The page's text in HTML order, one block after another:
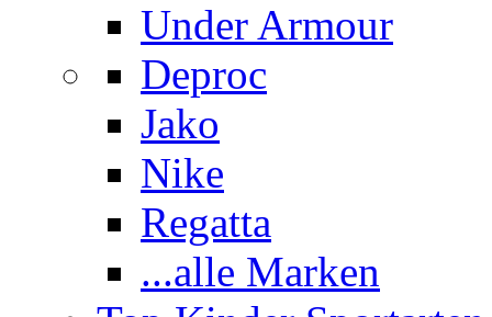
Under Armour
Deproc
Jako
Nike
Regatta
...alle Marken